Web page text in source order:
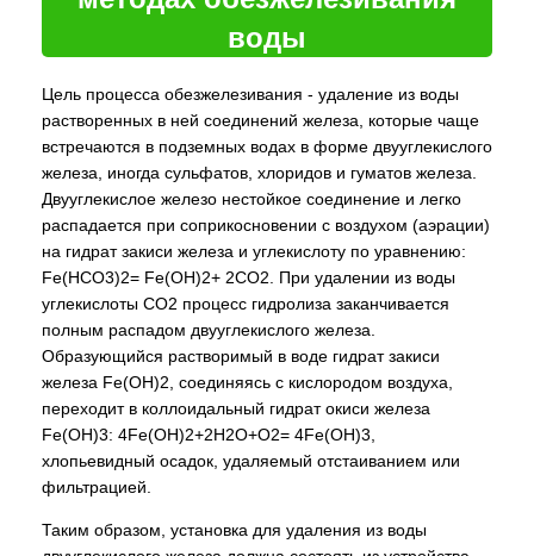
воды
Цель процесса обезжелезивания - удаление из воды
растворенных в ней соединений железа, которые чаще
встречаются в подземных водах в форме двууглекислого
железа, иногда сульфатов, хлоридов и гуматов железа.
Двууглекислое железо нестойкое соединение и легко
распадается при соприкосновении с воздухом (аэрации)
на гидрат закиси железа и углекислоту по уравнению:
Fe(HCO3)2= Fe(OH)2+ 2CO2. При удалении из воды
углекислоты CO2 процесс гидролиза заканчивается
полным распадом двууглекислого железа.
Образующийся растворимый в воде гидрат закиси
железа Fe(OH)2, соединяясь с кислородом воздуха,
переходит в коллоидальный гидрат окиси железа
Fe(OH)3: 4Fe(OH)2+2H2O+O2= 4Fe(OH)3,
хлопьевидный осадок, удаляемый отстаиванием или
фильтрацией.
Таким образом, установка для удаления из воды